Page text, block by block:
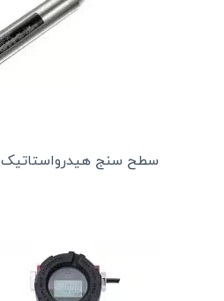
سطح سنج هیدرواستاتیک Trafag سری ECL 8438